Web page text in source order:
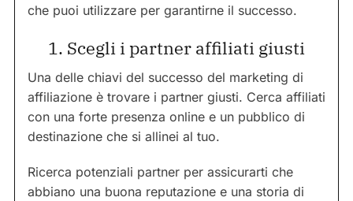
che puoi utilizzare per garantirne il successo.
1. Scegli i partner affiliati giusti
Una delle chiavi del successo del marketing di
affiliazione è trovare i partner giusti. Cerca affiliati
con una forte presenza online e un pubblico di
destinazione che si allinei al tuo.
Ricerca potenziali partner per assicurarti che
abbiano una buona reputazione e una storia di